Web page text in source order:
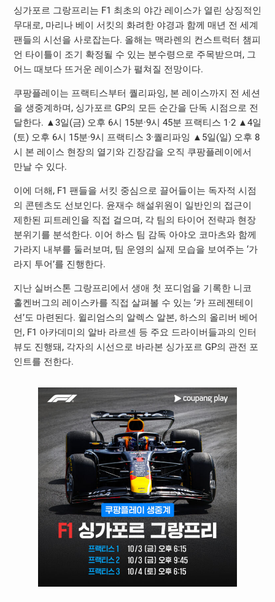
싱가포르 그랑프리는 F1 최초의 야간 레이스가 열린 상징적인
무대로, 마리나 베이 서킷의 화려한 야경과 함께 매년 전 세계
팬들의 시선을 사로잡는다. 올해는 맥라렌의 컨스트럭터 챔피
언 타이틀이 조기 확정될 수 있는 분수령으로 주목받으며, 그
어느 때보다 뜨거운 레이스가 펼쳐질 전망이다.
쿠팡플레이는 프랙티스부터 퀄리파잉, 본 레이스까지 전 세션
을 생중계하며, 싱가포르 GP의 모든 순간을 단독 시점으로 전
달한다. ▲3일(금) 오후 6시 15분·9시 45분 프랙티스 1·2 ▲4일
(토) 오후 6시 15분·9시 프랙티스 3·퀄리파잉 ▲5일(일) 오후 8
시 본 레이스 현장의 열기와 긴장감을 오직 쿠팡플레이에서
만날 수 있다.
이에 더해, F1 팬들을 서킷 중심으로 끌어들이는 독자적 시점
의 콘텐츠도 선보인다. 윤재수 해설위원이 일반인의 접근이
제한된 피트레인을 직접 걸으며, 각 팀의 타이어 전략과 현장
분위기를 분석한다. 이어 하스 팀 감독 아야오 코마츠와 함께
가라지 내부를 둘러보며, 팀 운영의 실제 모습을 보여주는 ‘가
라지 투어’를 진행한다.
지난 실버스톤 그랑프리에서 생애 첫 포디엄을 기록한 니코
훌켄버그의 레이스카를 직접 살펴볼 수 있는 ‘카 프레젠테이
션’도 마련된다. 윌리엄스의 알렉스 알본, 하스의 올리버 베어
먼, F1 아카데미의 알바 라르센 등 주요 드라이버들과의 인터
뷰도 진행돼, 각자의 시선으로 바라본 싱가포르 GP의 관전 포
인트를 전한다.